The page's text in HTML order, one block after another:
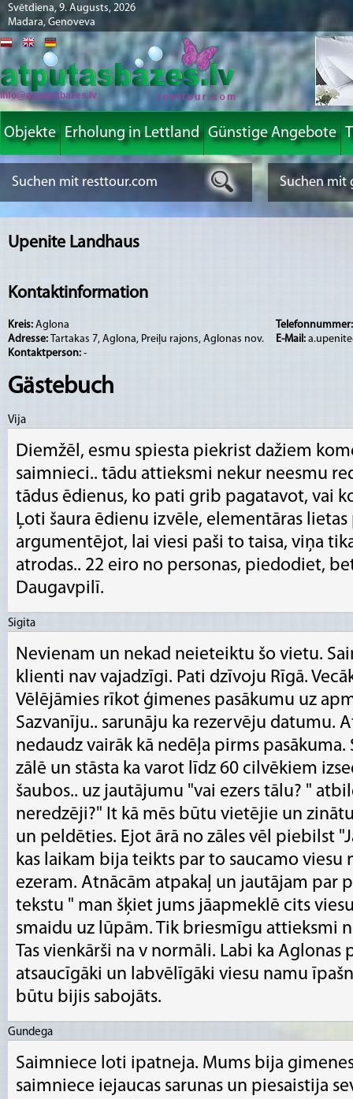
Svētdiena, 9. Augusts, 2026
Madara, Genoveva
info@atputasbazes.lv
Objekte Erholung in Lettland Günstige Angebote
Upenite Landhaus
Kontaktinformation
Kreis: Aglona
Adresse: Tartakas 7, Aglona, Preiļu rajons, Aglonas nov.
Kontaktperson: -
E-Mail:
Gästebuch
Vija
Diemžēl, esmu spiesta piekrist dažiem
saimnieci.. tādu attieksmi nekur neesmu
tādus ēdienus, ko pati grib pagatavot, vai
Ļoti šaura ēdienu izvēle, elementāras
argumentējot, lai viesi paši to taisa, viņa
atrodas.. 22 eiro no personas, piedodiet,
Daugavpilī.
Sigita
Nevienam un nekad neieteiktu šo vietu.
klienti nav vajadzīgi. Pati dzīvoju Rīgā.
Vēlējāmies rīkot ģimenes pasākumu uz
Sazvanīju.. sarunāju ka rezervēju datumu.
nedaudz vairāk kā nedēļa pirms
zālē un stāsta ka varot līdz 60 cilvēkiem
šaubos.. uz jautājumu "vai ezers tālu? "
neredzēji?" It kā mēs būtu vietējie un
un peldēties. Ejot ārā no zāles vēl piebilst
kas laikam bija teikts par to saucamo viesu
ezeram. Atnācām atpakaļ un jautājam par
tekstu " man šķiet jums jāapmeklē cits
smaidu uz lūpām. Tik briesmīgu attieksmi
Tas vienkārši na v normāli. Labi ka Aglonas
atsaucīgāki un labvēlīgāki viesu namu
būtu bijis sabojāts.
Gundega
Saimniece loti ipatneja. Mums bija
saimniece iejaucas sarunas un piesaistija